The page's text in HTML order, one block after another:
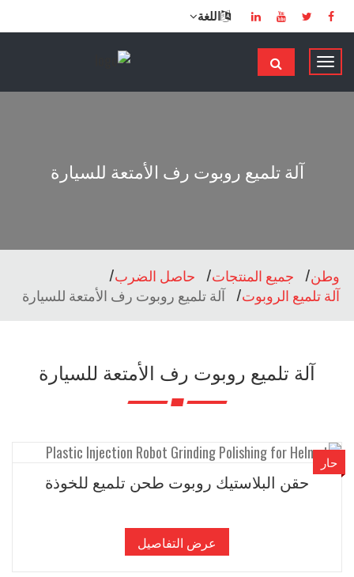
اللغة
ت
ة
آلة تلميع روبوت رف الأمتعة للسيارة
وطن جميع المنتجات
حاصل الضرب
آلة تلميع الروبوت
آلة تلميع روبوت رف الأمتعة للسيارة
آلة تلميع روبوت رف الأمتعة للسيارة
حقن البلاستيك روبوت طحن تلميع للخوذة
عرض التفاصيل
حار